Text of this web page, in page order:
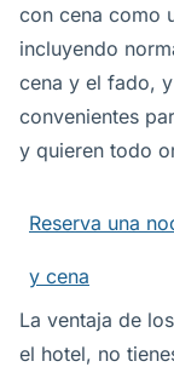
con cena como
incluyendo
cena y el fado,
convenientes
y quieren todo
Reserva una
y cena
La ventaja de
el hotel, no